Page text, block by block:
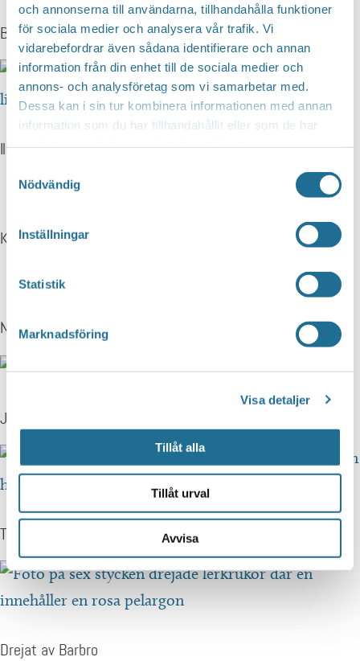
och annonserna till användarna, tillhandahålla funktioner
för sociala medier och analysera vår trafik. Vi
vidarebefordrar även sådana identifierare och annan
information från din enhet till de sociala medier och
annons- och analysföretag som vi samarbetar med.
Dessa kan i sin tur kombinera informationen med annan
information som du har tillhandahållit eller som de har
Nödvändig
Inställningar
Statistik
Marknadsföring
Visa detaljer
Tillåt alla
Tillåt urval
Avvisa
Bona trädgård
Illersjö gårdsbutik
Krukboden
Näs gårdsbutik
JK:s eko-odling
Tomatboden i Varv
Drejat av Barbro